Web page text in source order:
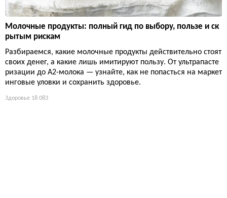
Молочные продукты: полный гид по выбору, пользе и ск
рытым рискам
Разбираемся, какие молочные продукты действительно стоят
своих денег, а какие лишь имитируют пользу. От ультрапасте
ризации до А2-молока — узнайте, как не попасться на маркет
инговые уловки и сохранить здоровье.
Здоровье 18 083